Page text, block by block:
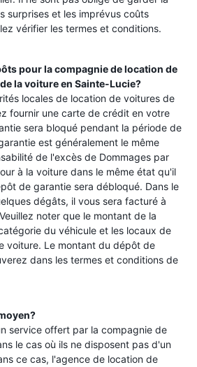
surprises et les imprévus coûts
vérifier les termes et conditions.
pour la compagnie de location de
la voiture en Sainte-Lucie?
locales de location de voitures de
fournir une carte de crédit en votre
sera bloqué pendant la période de
est généralement le même
de l'excès de Dommages par
à la voiture dans le même état qu'il
de garantie sera débloqué. Dans le
dégâts, il vous sera facturé à
noter que le montant de la
du véhicule et les locaux de
voiture. Le montant du dépôt de
dans les termes et conditions de
service offert par la compagnie de
le cas où ils ne disposent pas d'un
ce cas, l'agence de location de